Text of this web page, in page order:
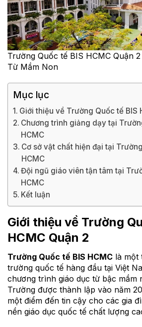
Trường Quốc tế BIS HCMC Quận
Từ Mầm Non
Mục lục
Giới thiệu về Trường Quốc tế BIS
Chương trình giảng dạy tại
HCMC
Cơ sở vật chất hiện đại tại
HCMC
Đội ngũ giáo viên tận tâm tại
HCMC
Kết luận
Giới thiệu về Trường
HCMC Quận 2
Trường Quốc tế BIS HCMC là một
trường quốc tế hàng đầu tại Việt
chương trình giáo dục từ bậc mầm
Trường được thành lập vào năm
một điểm đến tin cậy cho các gia
nền giáo dục quốc tế chất lượng